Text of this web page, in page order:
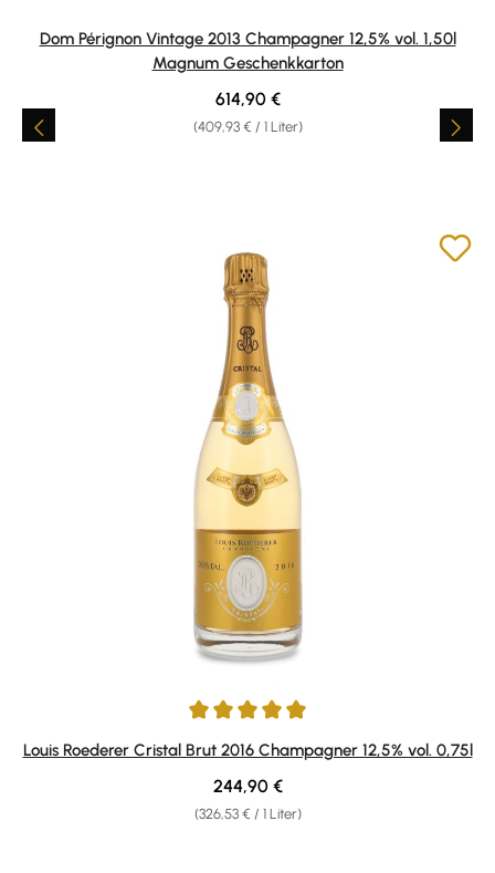
Dom Pérignon Vintage 2013 Champagner 12,5% vol. 1,50l
Magnum Geschenkkarton
(409,93 € / 1 Liter)
Regulärer Preis:
614,90 €
Durchschnittliche Bewertung von 5 von 5 Sternen
Louis Roederer Cristal Brut 2016 Champagner 12,5% vol. 0,75l
(326,53 € / 1 Liter)
Regulärer Preis:
244,90 €